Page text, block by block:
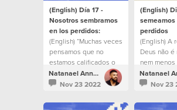
(English) Día 17 -
Nosotros sembramos
en los perdidos:
(English) “Muchas veces
pensamos que no
estamos calificados o
que no somos las
personas correctas,
que el que nos creó y
Natanael Annacondia
Nov 23 2022
(English)
semeamos
perdidos
(English) A
Deus não é
nem
você
Nov 23